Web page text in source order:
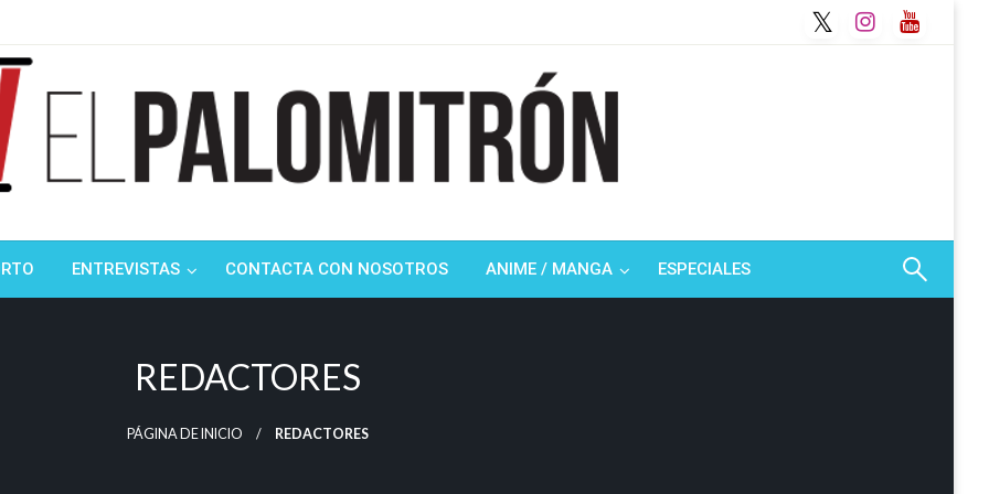
ENTREVISTAS CONTACTA CON NOSOTROS ANIME / MANGA ESPECIALES
REDACTORES
PÁGINA DE INICIO REDACTORES